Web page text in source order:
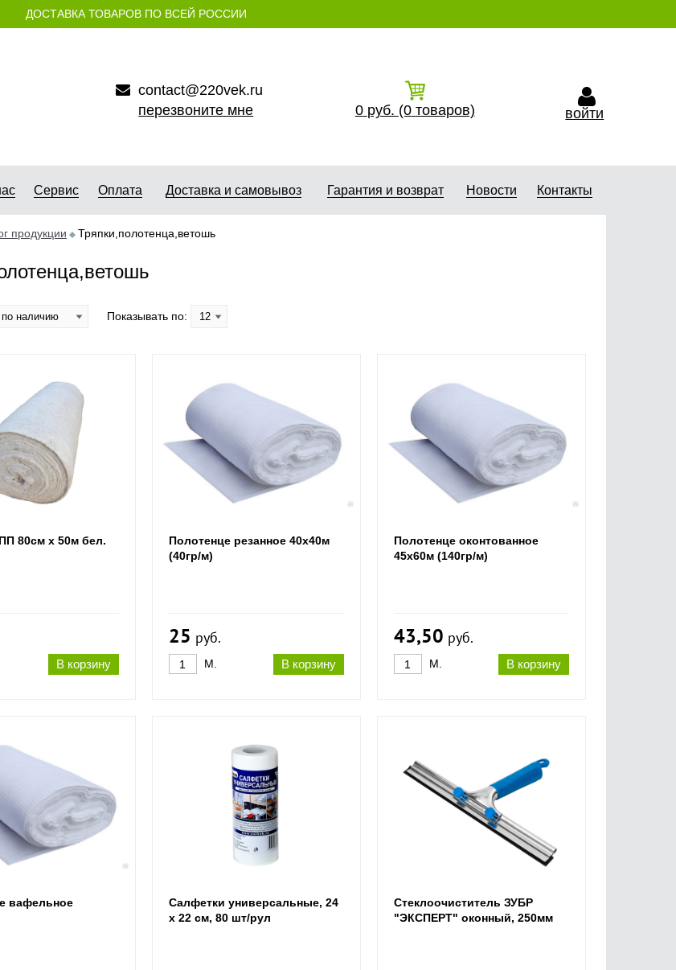
ДОСТАВКА ТОВАРОВ ПО ВСЕЙ РОССИИ
contact@220vek.ru
перезвоните мне
0 руб. (0 товаров) войти
Сервис Оплата Доставка и самовывоз Гарантия и возврат Новости Контакты
продукции Тряпки,полотенца,ветошь
Показывать по:
80см х 50м бел.
В корзину
Полотенце резанное 40х40м
(40гр/м)
25 руб.
В корзину
М.
Полотенце оконтованное
45х60м (140гр/м)
43,50 руб.
В корзину
М.
вафельное
Салфетки универсальные, 24
х 22 см, 80 шт/рул
Стеклоочиститель ЗУБР
"ЭКСПЕРТ" оконный, 250мм